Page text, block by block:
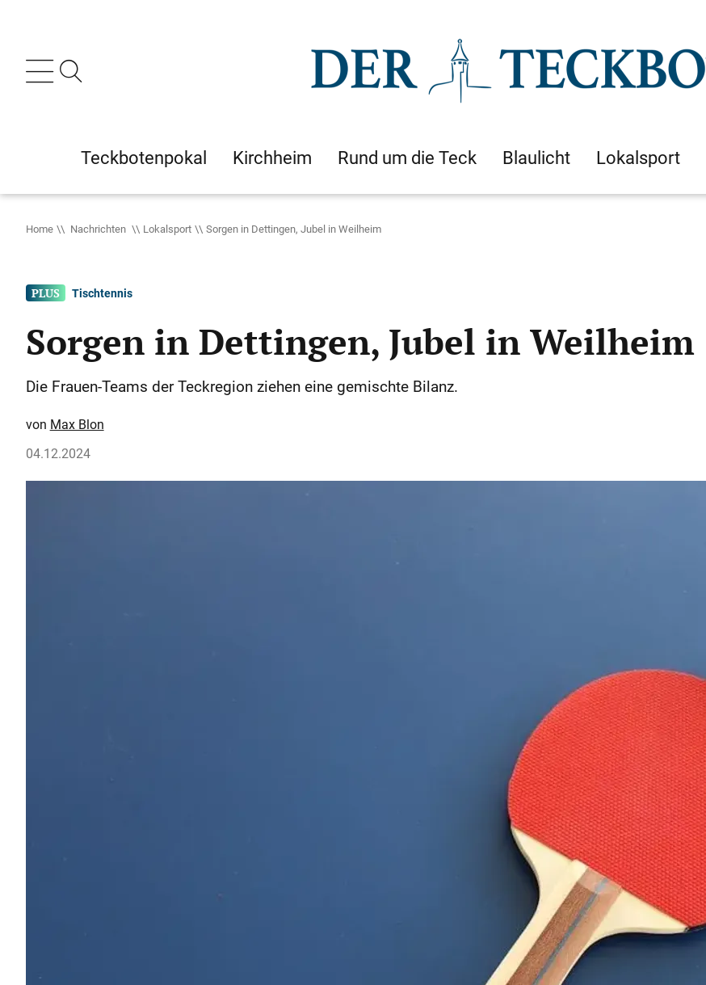
Teckbotenpokal Kirchheim Rund um die Teck Blaulicht Lokalsport
Home Nachrichten Lokalsport Sorgen in Dettingen, Jubel in Weilheim
Tischtennis
Sorgen in Dettingen, Jubel in Weilheim
Die Frauen-Teams der Teckregion ziehen eine gemischte Bilanz.
Max Blon
04.12.2024